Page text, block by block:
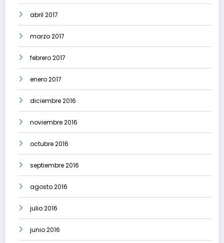
abril 2017
marzo 2017
febrero 2017
enero 2017
diciembre 2016
noviembre 2016
octubre 2016
septiembre 2016
agosto 2016
julio 2016
junio 2016